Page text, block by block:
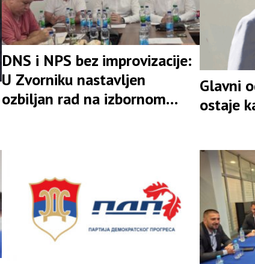
DNS i NPS bez improvizacije:
U Zvorniku nastavljen
ozbiljan rad na izbornom
Glavni
ostaje